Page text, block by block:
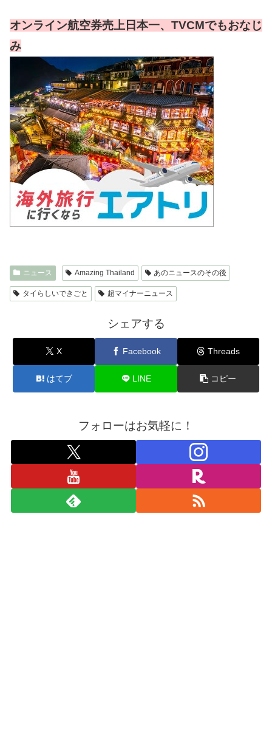
オンライン航空券売上日本一、TVCMでもおなじ
み
ニュース Amazing Thailand あのニュースのその後
タイらしいできごと 超マイナーニュース
シェアする
X Facebook Threads
はてブ LINE コピー
フォローはお気軽に！